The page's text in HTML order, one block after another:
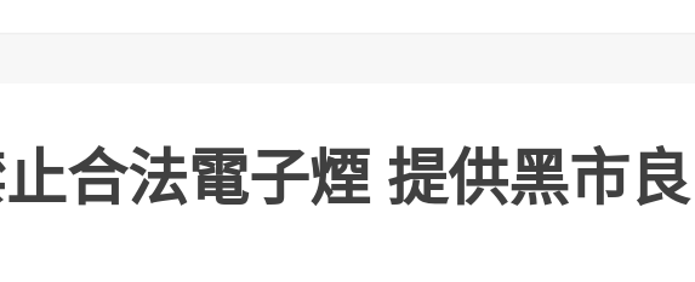
合法電子煙 提供黑市良